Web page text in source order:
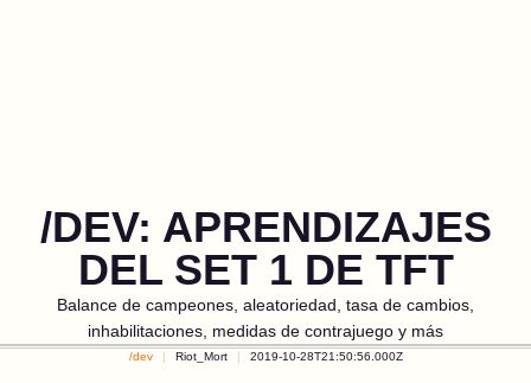
/DEV: APRENDIZAJES
DEL SET 1 DE TFT
Balance de campeones, aleatoriedad, tasa de cambios,
inhabilitaciones, medidas de contrajuego y más
/dev Riot_Mort 2019-10-28T21:50:56.000Z